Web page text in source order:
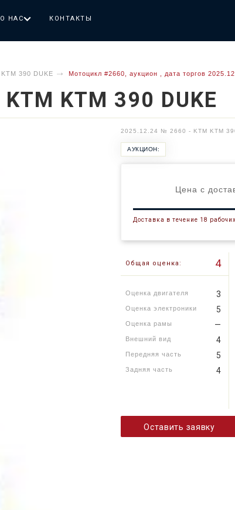
О НАС КОНТАКТЫ
KTM 390 DUKE Мотоцикл #2660, аукцион , дата торгов
KTM KTM 390 DUKE
2025.12.24 № 2660 - KTM KTM
АУКЦИОН:
Цена с
Доставка в течение 18
Общая оценка: 4
Оценка двигателя 3
Оценка электроники 5
Оценка рамы —
Внешний вид 4
Передняя часть 5
Задняя часть 4
Оставить заявку